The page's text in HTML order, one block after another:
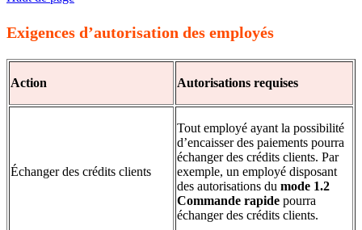
Exigences d’autorisation des employés
Action Autorisations requises
Échanger des crédits clients
Tout employé ayant la possibilité
d’encaisser des paiements pourra
échanger des crédits clients. Par
exemple, un employé disposant
des autorisations du mode 1.2
Commande rapide pourra
échanger des crédits clients.